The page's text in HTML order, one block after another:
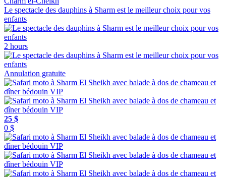
Le spectacle des dauphins à Sharm est le meilleur choix pour vos
enfants
2 hours
Annulation gratuite
25 $
0 $